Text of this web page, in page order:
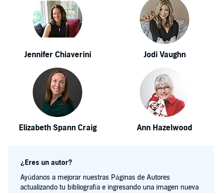
Jennifer Chiaverini Jodi Vaughn
Elizabeth Spann Craig Ann Hazelwood
¿Eres un autor?
Ayúdanos a mejorar nuestras Páginas de Autores
actualizando tu bibliografía e ingresando una imagen nueva